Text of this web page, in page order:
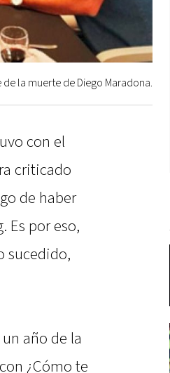
la muerte de Diego Maradona.
con el
criticado
de haber
Es por eso,
sucedido,
año de la
¿Cómo te